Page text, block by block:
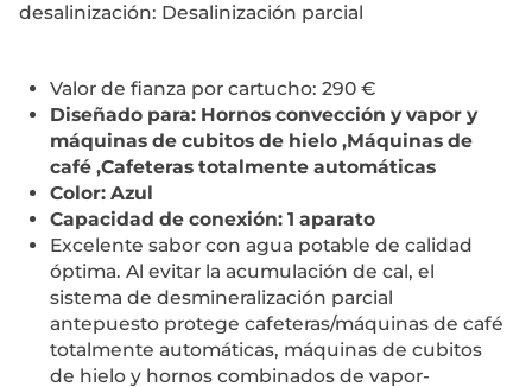
desalinización: Desalinización parcial
Valor de fianza por cartucho: 290 €
Diseñado para: Hornos convección y vapor y
máquinas de cubitos de hielo ,Máquinas de
café ,Cafeteras totalmente automáticas
Color: Azul
Capacidad de conexión: 1 aparato
Excelente sabor con agua potable de calidad
óptima. Al evitar la acumulación de cal, el
sistema de desmineralización parcial
antepuesto protege cafeteras/máquinas de café
totalmente automáticas, máquinas de cubitos
de hielo y hornos combinados de vapor-